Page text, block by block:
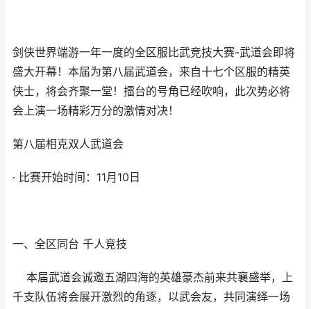
剑侠世界端游一年一度的全区服比武竞技大赛-武道会即将
盛大开幕！本届为第八届武道会，来自十七个区服的精英
侠士，将会齐聚一堂！擂台的号角已经吹响，此次势必将
会上演一场精彩万分的激情对决！
第八届相克双人武道会
· 比赛开始时间：11月10日
一、全区同台 千人竞技
本届武道会诚邀五湖四海的英雄豪杰前来共襄盛举，上
千支队伍将会展开激烈的角逐，以武会友，共同演绎一场